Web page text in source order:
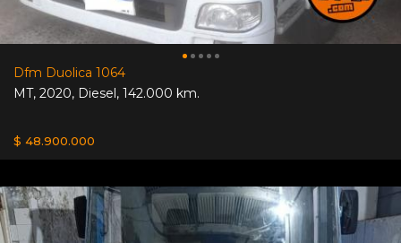
Dfm Duolica 1064
MT, 2020, Diesel, 142.000 km.
$ 48.900.000